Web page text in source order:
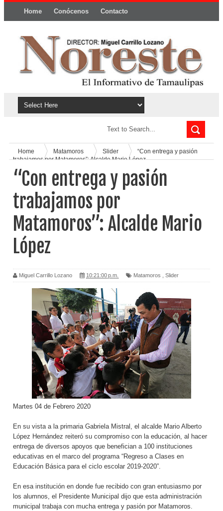
Home Conócenos Contacto
Home Matamoros Slider
“Con entrega y pasión
trabajamos por Matamoros”: Alcalde Mario López
“Con entrega y pasión
trabajamos por
Matamoros”: Alcalde Mario
López
Miguel Carrillo Lozano 10:21:00 p.m. Matamoros Slider
Martes 04 de Febrero 2020
En su vista a la primaria Gabriela Mistral, el alcalde Mario Alberto
López Hernández reiteró su compromiso con la educación, al hacer
entrega de diversos apoyos que benefician a 100 instituciones
educativas en el marco del programa “Regreso a Clases en
Educación Básica para el ciclo escolar 2019-2020”.
En esa institución en donde fue recibido con gran entusiasmo por
los alumnos, el Presidente Municipal dijo que esta administración
municipal trabaja con mucha entrega y pasión por Matamoros.